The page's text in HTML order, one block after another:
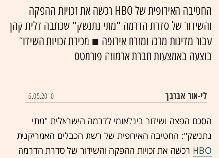
החטיבה האירופית של HBO רכשה את זכויות ההפקה
והשידור של סדרת הדרמה "מתי נתנשק" שכתבה דלית קהן
עבור מדינות מרכז ומזרח אירופה ■ מכירת זכויות השידור
בוצעה באמצעות חברת ארמוזה פורמטס
לי-אור אברבך 16.05.2010
הסכם הפצה ושידור בינלאומי לדרמה הישראלית "מתי
נתנשק": החטיבה האירופית של רשת הכבלים האמריקנית
HBO רכשה את זכויות ההפקה והשידור של סדרת הדרמה